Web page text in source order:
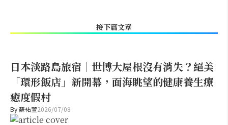
接下篇文章
日本淡路島旅宿｜世博大屋根沒有消失？絕美
「環形飯店」新開幕，面海眺望的健康養生療
癒度假村
By蘇祐萱2026/07/08